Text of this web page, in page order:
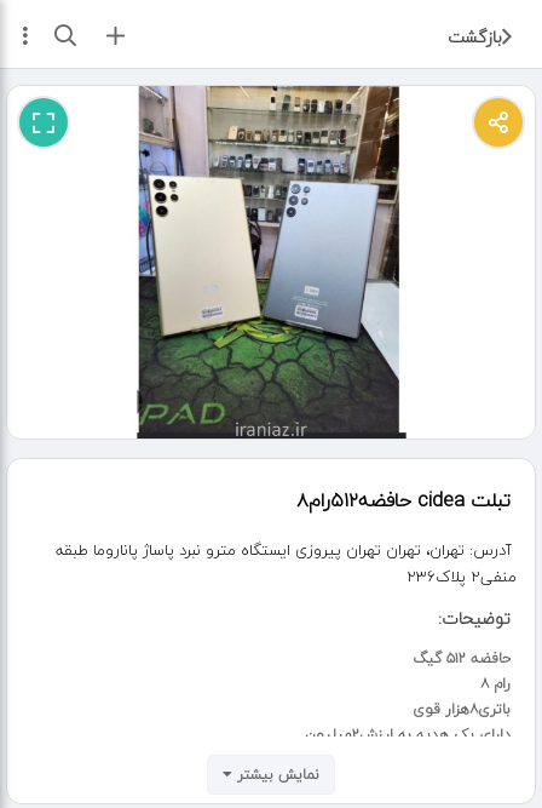
بازگشت ثبت آگهی
تبلت cidea حافضه۵۱۲رام۸
آدرس: تهران، تهران تهران پیروزی ایستگاه مترو نبرد پاساژ پاناروما طبقه
منفی۲ پلاک۲۳۶
توضیحات:
حافضه ۵۱۲ گیگ
رام ۸
باتری۸هزار قوی
دارای پک هدیه به ارزش۲میلیون
هم خرید حضوری و هم ارسال داریمنمایش بیشتر